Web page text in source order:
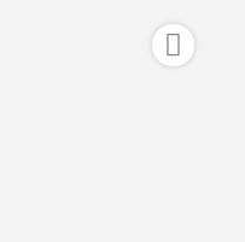
